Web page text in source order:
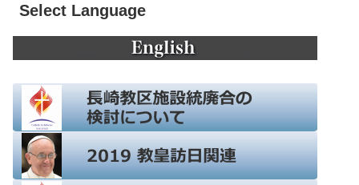
Select Language